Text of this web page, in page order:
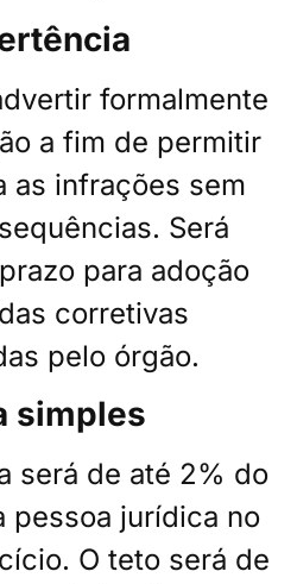
formalmente
a fim de permitir
as infrações sem
Será
para adoção
corretivas
pelo órgão.
simples
será de até 2% do
pessoa jurídica no
O teto será de